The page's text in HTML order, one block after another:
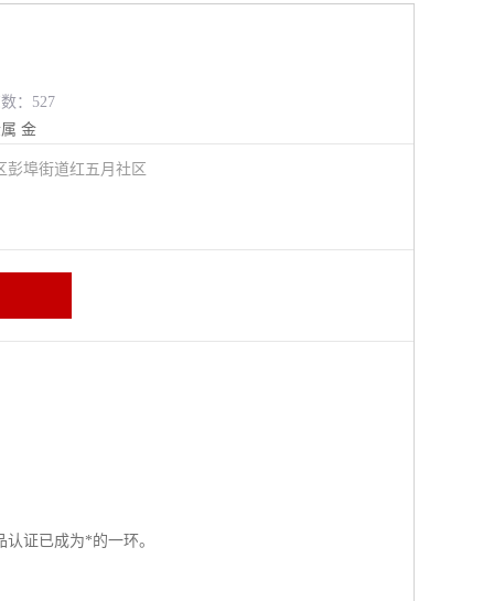
：527
金
彭埠街道红五月社区
证已成为*的一环。